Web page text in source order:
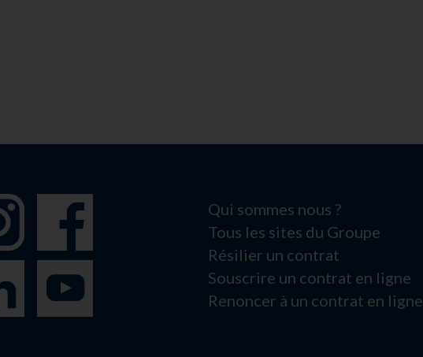
Qui sommes nous ?
Tous les sites du Groupe
Résilier un contrat
Souscrire un contrat en ligne
Renoncer à un contrat en ligne